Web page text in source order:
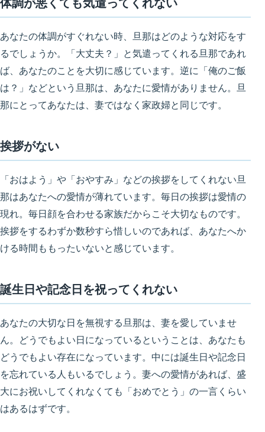
体調が悪くても気遣ってくれない
あなたの体調がすぐれない時、旦那はどのような対応をす
るでしょうか。「大丈夫？」と気遣ってくれる旦那であれ
ば、あなたのことを大切に感じています。逆に「俺のご飯
は？」などという旦那は、あなたに愛情がありません。 旦
那にとってあなたは、妻ではなく家政婦と同じです。
挨拶がない
「おはよう」や「おやすみ」などの挨拶をしてくれない旦
那はあなたへの愛情が薄れています。 毎日の挨拶は愛情の
現れ。毎日顔を合わせる家族だからこそ大切なものです。
挨拶をするわずか数秒すら惜しいのであれば、あなたへか
ける時間ももったいないと感じています。
誕生日や記念日を祝ってくれない
あなたの大切な日を無視する旦那は、妻を愛していませ
ん。どうでもよい日になっているということは、あなたも
どうでもよい存在になっています。中には誕生日や記念日
を忘れている人もいるでしょう。妻への愛情があれば、盛
大にお祝いしてくれなくても 「おめでとう」の一言くらい
はあるはずです。